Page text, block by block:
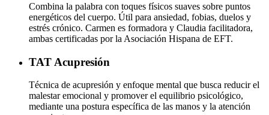
Combina la palabra con toques físicos suaves sobre puntos
energéticos del cuerpo. Útil para ansiedad, fobias, duelos y
estrés crónico. Carmen es formadora y Claudia facilitadora,
ambas certificadas por la Asociación Hispana de EFT.
TAT Acupresión
Técnica de acupresión y enfoque mental que busca reducir el
malestar emocional y promover el equilibrio psicológico,
mediante una postura específica de las manos y la atención